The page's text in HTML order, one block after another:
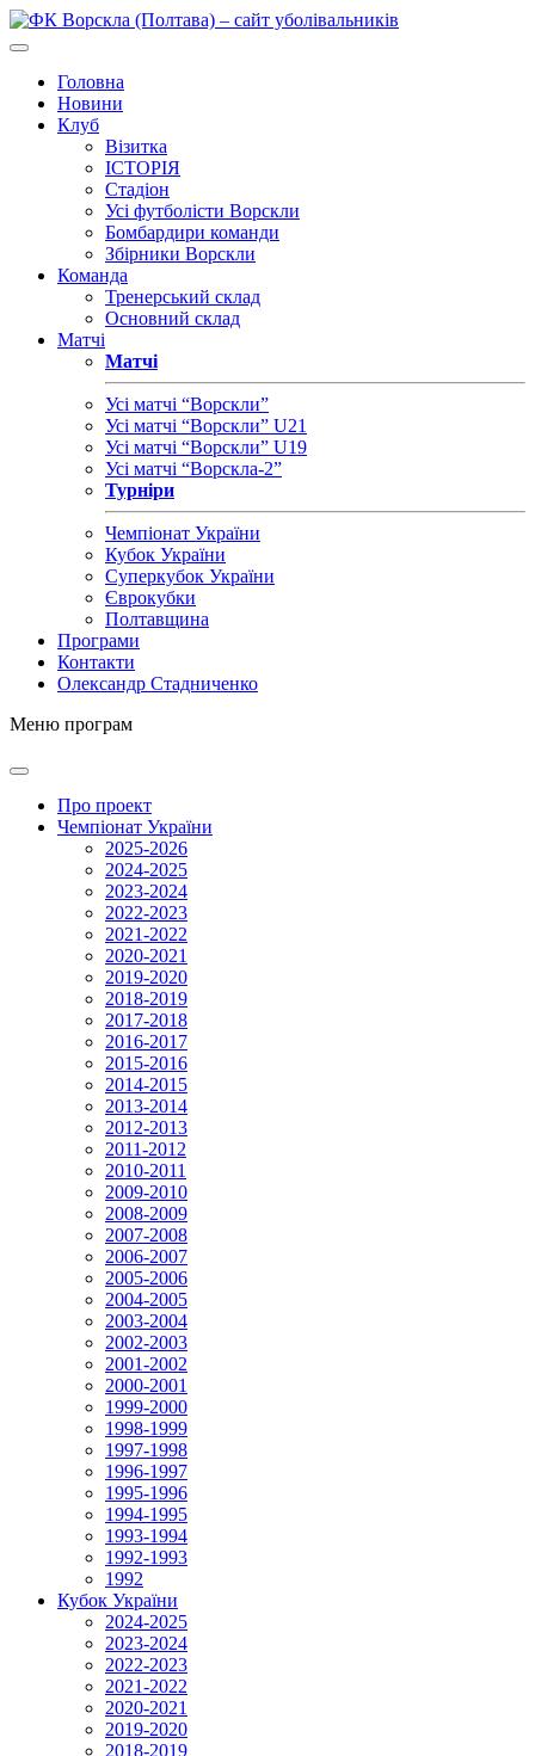
Головна
Новини
Клуб
Візитка
ІСТОРІЯ
Стадіон
Усі футболісти Ворскли
Бомбардири команди
Збірники Ворскли
Команда
Тренерський склад
Основний склад
Матчі
Матчі
Усі матчі “Ворскли”
Усі матчі “Ворскли” U21
Усі матчі “Ворскли” U19
Усі матчі “Ворскла-2”
Турніри
Чемпіонат України
Кубок України
Суперкубок України
Єврокубки
Полтавщина
Програми
Контакти
Олександр Стадниченко
Меню програм
Про проект
Чемпіонат України
2025-2026
2024-2025
2023-2024
2022-2023
2021-2022
2020-2021
2019-2020
2018-2019
2017-2018
2016-2017
2015-2016
2014-2015
2013-2014
2012-2013
2011-2012
2010-2011
2009-2010
2008-2009
2007-2008
2006-2007
2005-2006
2004-2005
2003-2004
2002-2003
2001-2002
2000-2001
1999-2000
1998-1999
1997-1998
1996-1997
1995-1996
1994-1995
1993-1994
1992-1993
1992
Кубок України
2024-2025
2023-2024
2022-2023
2021-2022
2020-2021
2019-2020
2018-2019